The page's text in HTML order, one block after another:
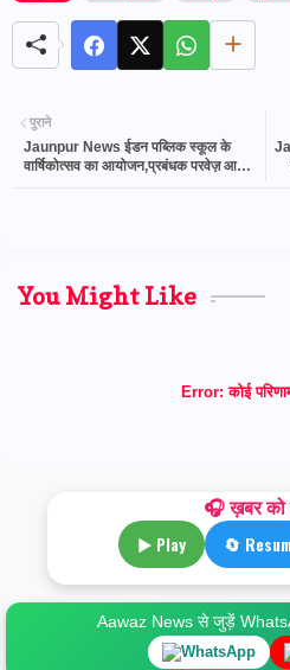
पुराने
Jaunpur News ईडन पब्लिक स्कूल के
वार्षिकोत्सव का आयोजन,प्रबंधक परवेज़ आलम
You Might Like
Error: कोई
🎧 ख़बर को
▶ Play 🔄
Aawaz News से जुड़ें
WhatsApp